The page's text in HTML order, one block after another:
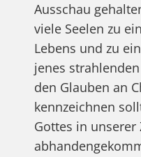
Ausschau
viele Seelen zu
Lebens und zu
jenes
den Glauben an
kennzeichnen
Gottes in unserer